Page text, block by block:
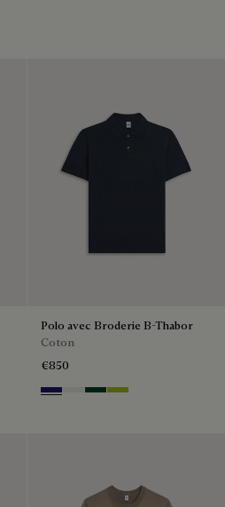
Polo avec Broderie B-Thabor
Coton
€850
Noctural Blue
Off White
Green Smoke
Acid Green